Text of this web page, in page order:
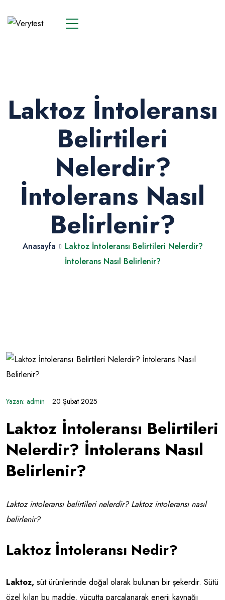
Laktoz İntoleransı
Belirtileri
Nelerdir?
İntolerans Nasıl
Belirlenir?
Anasayfa
Laktoz İntoleransı Belirtileri Nelerdir?
İntolerans Nasıl Belirlenir?
Yazan: admin 20 Şubat 2025
Laktoz İntoleransı Belirtileri
Nelerdir? İntolerans Nasıl
Belirlenir?
Laktoz intoleransı belirtileri nelerdir? Laktoz intoleransı nasıl
belirlenir?
Laktoz İntoleransı Nedir?
Laktoz, süt ürünlerinde doğal olarak bulunan bir şekerdir. Sütü
özel kılan bu madde, vücutta parçalanarak enerji kaynağı